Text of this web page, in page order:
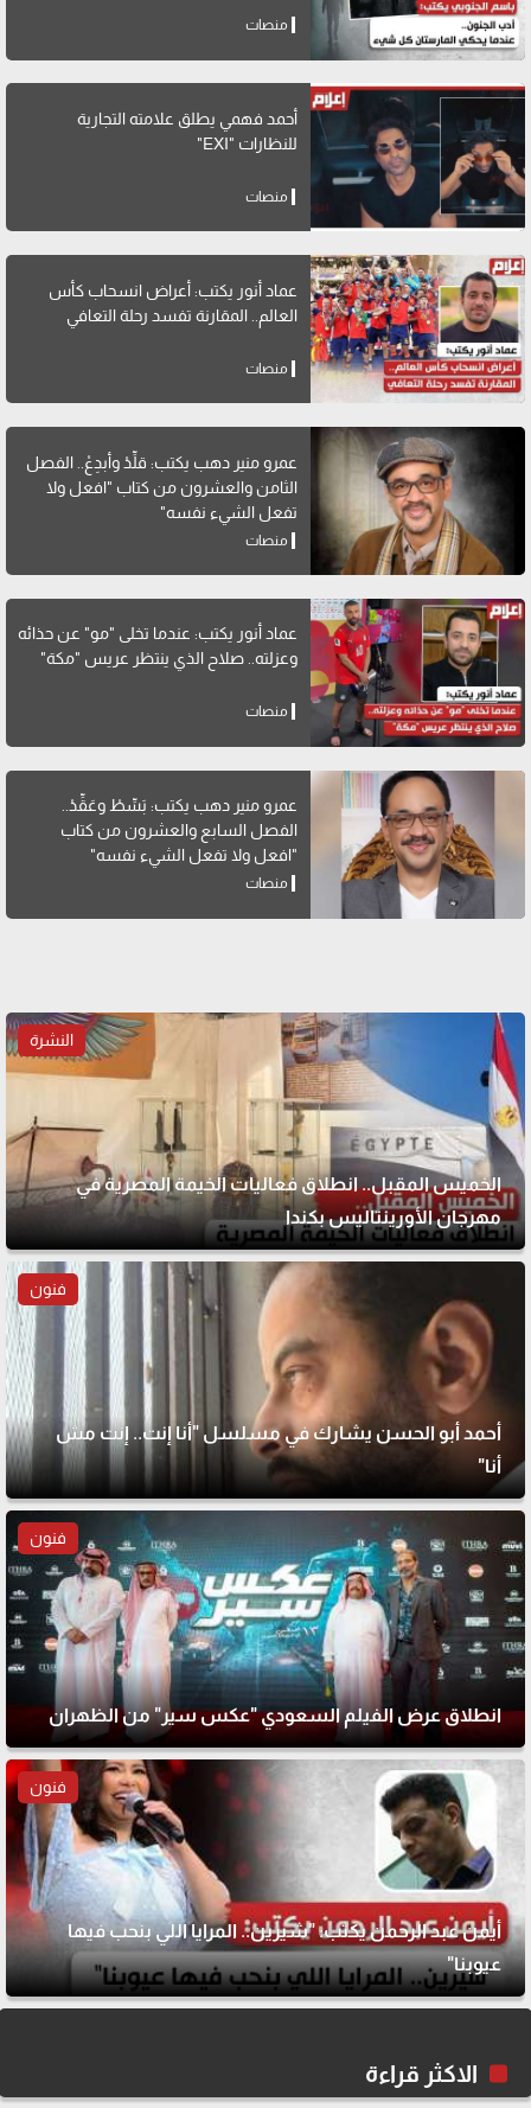
منصات
أحمد فهمي يطلق علامته التجارية
للنظارات "EXI"
منصات
عماد أنور يكتب: أعراض انسحاب كأس
العالم.. المقارنة تفسد رحلة التعافي
منصات
عمرو منير دهب يكتب: قلِّدْ وأبدِعْ.. الفصل
الثامن والعشرون من كتاب "افعل ولا
تفعل الشيء نفسه"
منصات
عماد أنور يكتب: عندما تخلى "مو" عن حذائه
وعزلته.. صلاح الذي ينتظر عريس "مكة"
منصات
عمرو منير دهب يكتب: بَسِّطْ وعَقِّدْ..
الفصل السابع والعشرون من كتاب
"افعل ولا تفعل الشيء نفسه"
منصات
النشرة
الخميس المقبل.. انطلاق فعاليات الخيمة المصرية في
مهرجان الأورينتاليس بكندا
فنون
أحمد أبو الحسن يشارك في مسلسل "أنا إنت.. إنت مش
أنا"
فنون
انطلاق عرض الفيلم السعودي "عكس سير" من الظهران
فنون
أيمن عبد الرحمن يكتب: "شيرين.. المرايا اللي بنحب فيها
عيوبنا"
الاكثر قراءة